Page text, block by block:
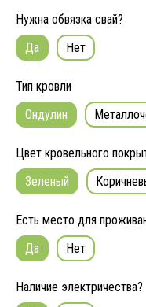
Нужна обвязка свай?
Да
Нет
Тип кровли
Ондулин
Цвет кровельного
Зеленый
Есть место для
Да
Нет
Наличие электричества?